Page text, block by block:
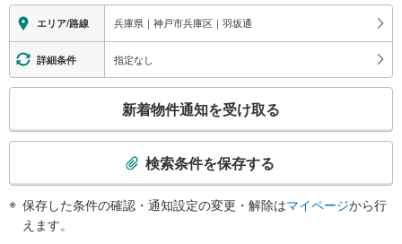
エリア/路線 兵庫県｜神戸市兵庫区｜羽坂通
詳細条件 指定なし
検
新着物件通知を受け取る
検索条件を保存する
保存した条件の確認・通知設定の変更・解除はマイページから行
えます。